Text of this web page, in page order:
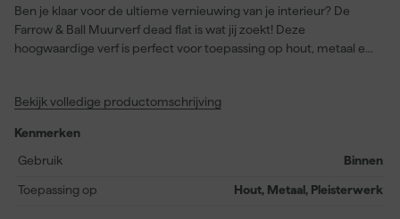
Ben je klaar voor de ultieme vernieuwing van je interieur? De
Farrow & Ball Muurverf dead flat is wat jij zoekt! Deze
hoogwaardige verf is perfect voor toepassing op hout, metaal en
de meest matte afwerking die je kunt krijgen. Na 1 dag is de verf
wasbare en slijtvast oppervlak. Perfect voor elke ruimte in je huis.
De Farrow & Ball Muurverf dead flat is niet alleen functioneel maar
voor verf op waterbasis en ervaar hoe eenvoudig schilderen kan
Bekijk volledige productomschrijving
Kenmerken
Gebruik
Binnen
Toepassing op Hout, Metaal, Pleisterwerk